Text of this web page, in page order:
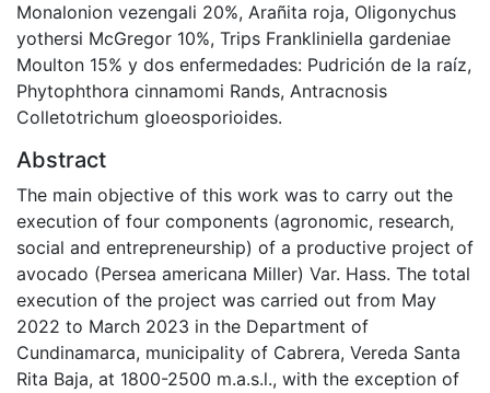
Monalonion vezengali 20%, Arañita roja, Oligonychus
yothersi McGregor 10%, Trips Frankliniella gardeniae
Moulton 15% y dos enfermedades: Pudrición de la raíz,
Phytophthora cinnamomi Rands, Antracnosis
Colletotrichum gloeosporioides.
Abstract
The main objective of this work was to carry out the
execution of four components (agronomic, research,
social and entrepreneurship) of a productive project of
avocado (Persea americana Miller) Var. Hass. The total
execution of the project was carried out from May
2022 to March 2023 in the Department of
Cundinamarca, municipality of Cabrera, Vereda Santa
Rita Baja, at 1800-2500 m.a.s.l., with the exception of